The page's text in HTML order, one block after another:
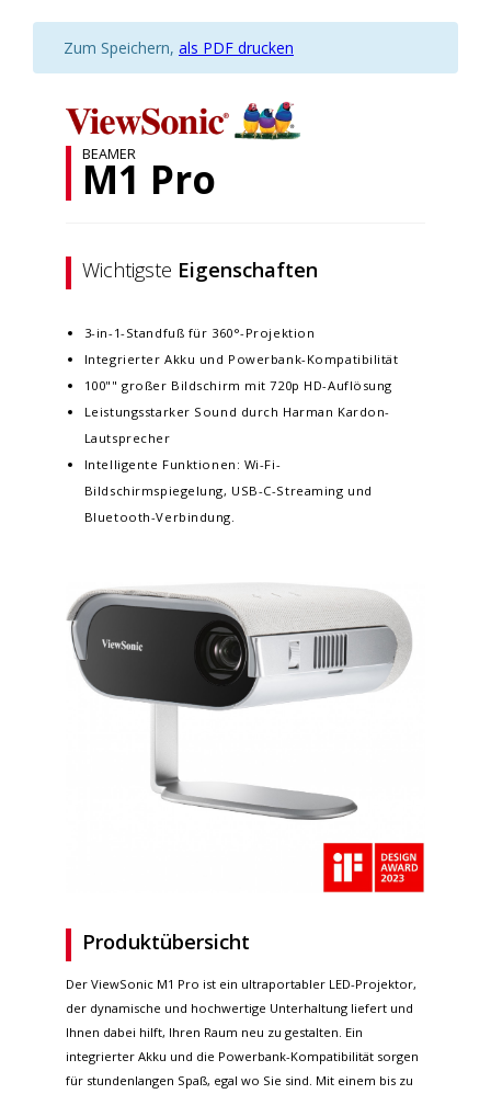
Zum Speichern, als PDF drucken
BEAMER
M1 Pro
Wichtigste Eigenschaften
3-in-1-Standfuß für 360°-Projektion
Integrierter Akku und Powerbank-Kompatibilität
100"" großer Bildschirm mit 720p HD-Auflösung
Leistungsstarker Sound durch Harman Kardon-
Lautsprecher
Intelligente Funktionen: Wi-Fi-
Bildschirmspiegelung, USB-C-Streaming und
Bluetooth-Verbindung.
Produktübersicht
Der ViewSonic M1 Pro ist ein ultraportabler LED-Projektor,
der dynamische und hochwertige Unterhaltung liefert und
Ihnen dabei hilft, Ihren Raum neu zu gestalten. Ein
integrierter Akku und die Powerbank-Kompatibilität sorgen
für stundenlangen Spaß, egal wo Sie sind. Mit einem bis zu